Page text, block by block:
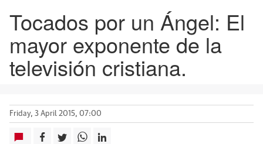
Tocados por un Ángel: El
mayor exponente de la
televisión cristiana.
Friday, 3 April 2015, 07:00